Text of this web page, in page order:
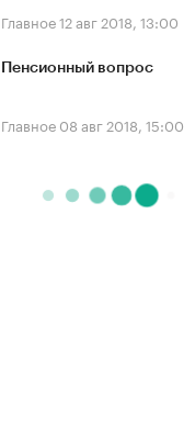
Главное12 авг 2018, 13:00
Пенсионный вопрос
Главное 08 авг 2018, 15:00